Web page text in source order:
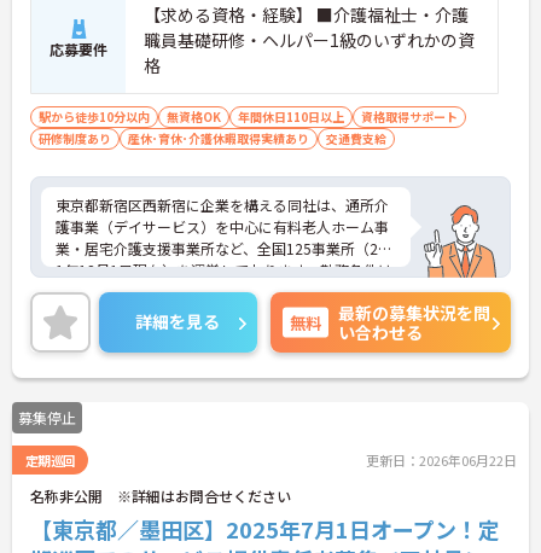
応募要件
【求める資格・経験】 ■介護福祉士・介護
職員基礎研修・ヘルパー1級のいずれかの資
格
駅から徒歩10分以内 無資格OK 年間休日110日以上
資格取得サポート
研修制度あり
産休･育休･介護休暇取得実績あり 交通費支給
東京都新宿区西新宿に企業を構える同社は、通所介
護事業（デイサービス）を中心に有料老人ホーム事
業・居宅介護支援事業所など、全国125事業所（201
1年12月1日現在）を運営しております。勤務条件は
日勤のみで残業はありませんので、仕事とプライベ
ートが両立できる環境があります。また、ブランク
のある方でも、研修制度が充実しておりますので、
安心してお仕事をスタートして頂けます。
ご興味ある方には、面接対策ポイントなど、さらに
詳細をお話しいたしますのでお気軽にご相談くださ
い。
詳細を見る 無料
最新の募集状況を問
い合わせる
募集停止
定期巡回 更新日：2026年06月22日
名称非公開 ※詳細はお問合せください
【東京都／墨田区】2025年7月1日オープン！定